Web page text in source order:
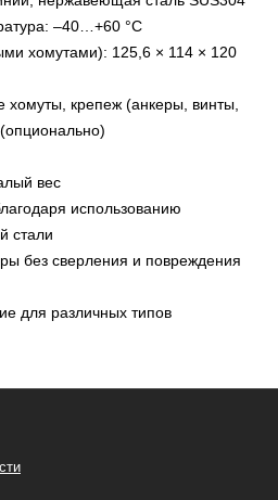
–40…+60 °С
хомутами): 125,6 × 114 × 120
крепеж (анкеры, винты,
вес
использованию
стали
без сверления и повреждения
для различных типов